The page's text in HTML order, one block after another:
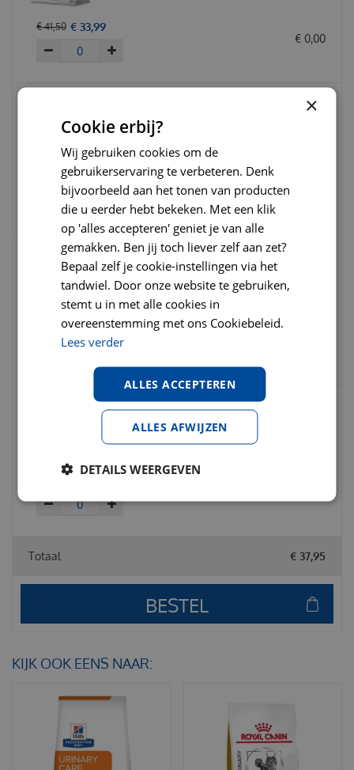
€ 41,50 € 33,99
€ 0,00
Feliway optimum navulflacon 48 ml.
97 € 29,95
Puur matatabi cat chew sticks 2 st
50 € 2,99
Frama BFP rustmix valeriaan complex 75
gram
Totaal € 37,95
KIJK OOK EENS NAAR:
×
Cookie erbij?
Wij gebruiken cookies om de
gebruikerservaring te verbeteren. Denk
bijvoorbeeld aan het tonen van producten
die u eerder hebt bekeken. Met een klik
op 'alles accepteren' geniet je van alle
gemakken. Ben jij toch liever zelf aan zet?
Bepaal zelf je cookie-instellingen via het
tandwiel. Door onze website te gebruiken,
stemt u in met alle cookies in
overeenstemming met ons Cookiebeleid.
Lees verder
ALLES ACCEPTEREN
ALLES AFWIJZEN
DETAILS WEERGEVEN